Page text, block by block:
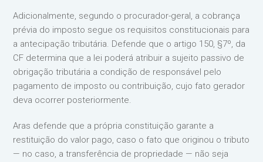
Adicionalmente, segundo o procurador-geral, a cobrança
prévia do imposto segue os requisitos constitucionais para
a antecipação tributária. Defende que o artigo 150, §7º, da
CF determina que a lei poderá atribuir a sujeito passivo de
obrigação tributária a condição de responsável pelo
pagamento de imposto ou contribuição, cujo fato gerador
deva ocorrer posteriormente.
Aras defende que a própria constituição garante a
restituição do valor pago, caso o fato que originou o tributo
— no caso, a transferência de propriedade — não seja